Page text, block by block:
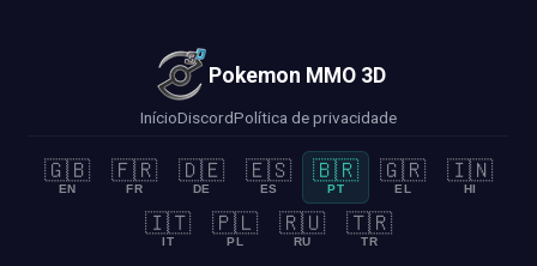
Pokemon MMO 3D
InícioDiscordPolítica de privacidade
🇬🇧
EN
🇫🇷
FR
🇩🇪
DE
🇪🇸
ES
🇧🇷
PT
🇬🇷
EL
🇮🇳
HI
🇮🇹
IT
🇵🇱
PL
🇷🇺
RU
🇹🇷
TR